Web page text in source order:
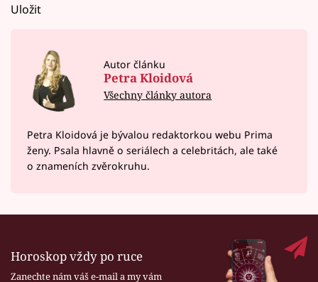
Uložit
Autor článku
Petra Kloidová
Všechny články autora
Petra Kloidová je bývalou redaktorkou webu Prima
ženy. Psala hlavně o seriálech a celebritách, ale také
o znameních zvěrokruhu.
Horoskop vždy po ruce
Zanechte nám váš e-mail a my vám